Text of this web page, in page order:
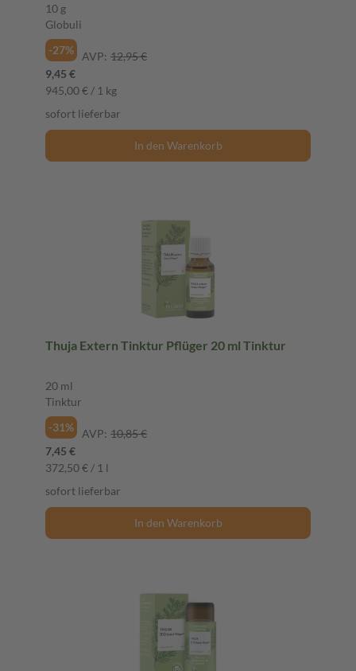
10 g
Globuli
-27%
AVP: 12,95 €
9,45 €
945,00 € / 1 kg
sofort lieferbar
In den Warenkorb
Thuja Extern Tinktur Pflüger 20 ml Tinktur
20 ml
Tinktur
-31%
AVP: 10,85 €
7,45 €
372,50 € / 1 l
sofort lieferbar
In den Warenkorb